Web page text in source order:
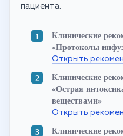
пациента.
Клинические
«Протоколы
Открыть
Клинические
«Острая
веществами»
Открыть
Клинические